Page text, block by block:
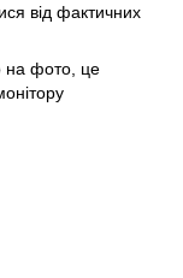
від фактичних
на фото, це